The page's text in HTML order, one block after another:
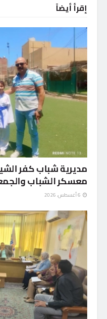
إقرأ أيضاً
مديرية شباب كفر
معسكر الشباب